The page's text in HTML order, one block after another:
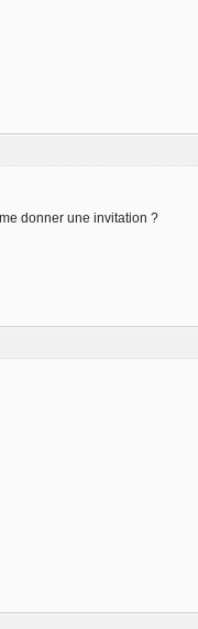
donner une invitation ?